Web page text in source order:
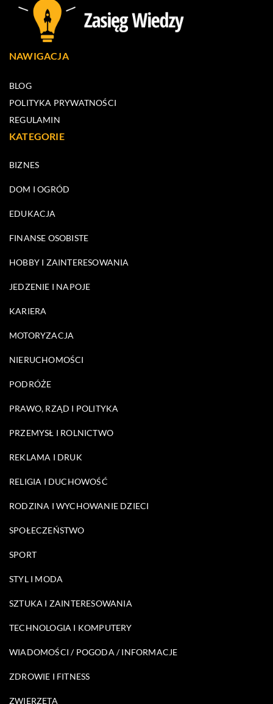
NAWIGACJA
BLOG
POLITYKA PRYWATNOŚCI
REGULAMIN
KATEGORIE
BIZNES
DOM I OGRÓD
EDUKACJA
FINANSE OSOBISTE
HOBBY I ZAINTERESOWANIA
JEDZENIE I NAPOJE
KARIERA
MOTORYZACJA
NIERUCHOMOŚCI
PODRÓŻE
PRAWO, RZĄD I POLITYKA
PRZEMYSŁ I ROLNICTWO
REKLAMA I DRUK
RELIGIA I DUCHOWOŚĆ
RODZINA I WYCHOWANIE DZIECI
SPOŁECZEŃSTWO
SPORT
STYL I MODA
SZTUKA I ZAINTERESOWANIA
TECHNOLOGIA I KOMPUTERY
WIADOMOŚCI / POGODA / INFORMACJE
ZDROWIE I FITNESS
ZWIERZĘTA